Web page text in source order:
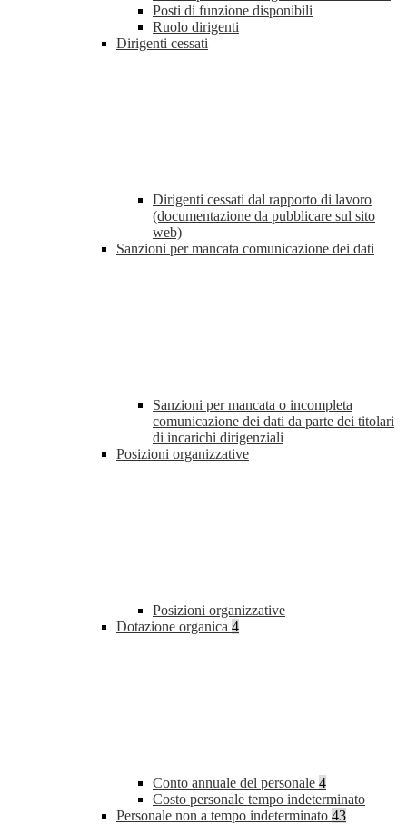
Posti di funzione disponibili
Ruolo dirigenti
Dirigenti cessati
Dirigenti cessati dal rapporto di lavoro
(documentazione da pubblicare sul sito
web)
Sanzioni per mancata comunicazione dei dati
Sanzioni per mancata o incompleta
comunicazione dei dati da parte dei titolari
di incarichi dirigenziali
Posizioni organizzative
Posizioni organizzative
Dotazione organica 4
Conto annuale del personale 4
Costo personale tempo indeterminato
Personale non a tempo indeterminato 43